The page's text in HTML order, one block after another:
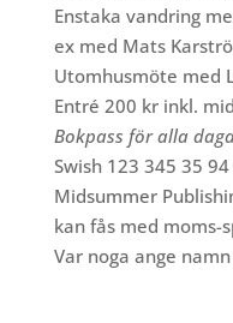
Enstaka vandring
ex med Mats
Utomhusmöte med
Entré 200 kr inkl.
Bokpass för alla
Swish 123 345 35
Midsummer
kan fås med moms-
Var noga ange